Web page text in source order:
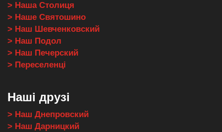
> Наша Столиця
> Наше Святошино
> Наш Шевченковский
> Наш Подол
> Наш Печерский
> Переселенці
Наші друзі
> Наш Днепровский
> Наш Дарницкий